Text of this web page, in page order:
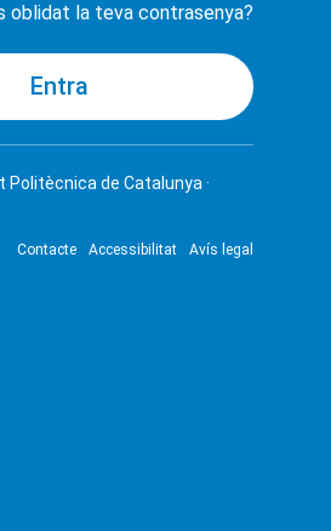
oblidat la teva contrasenya?
Politècnica de Catalunya ·
Contacte Accessibilitat Avís legal